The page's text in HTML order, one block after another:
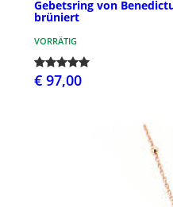
Gebetsring von
brüniert
VORRÄTIG
€ 97,00